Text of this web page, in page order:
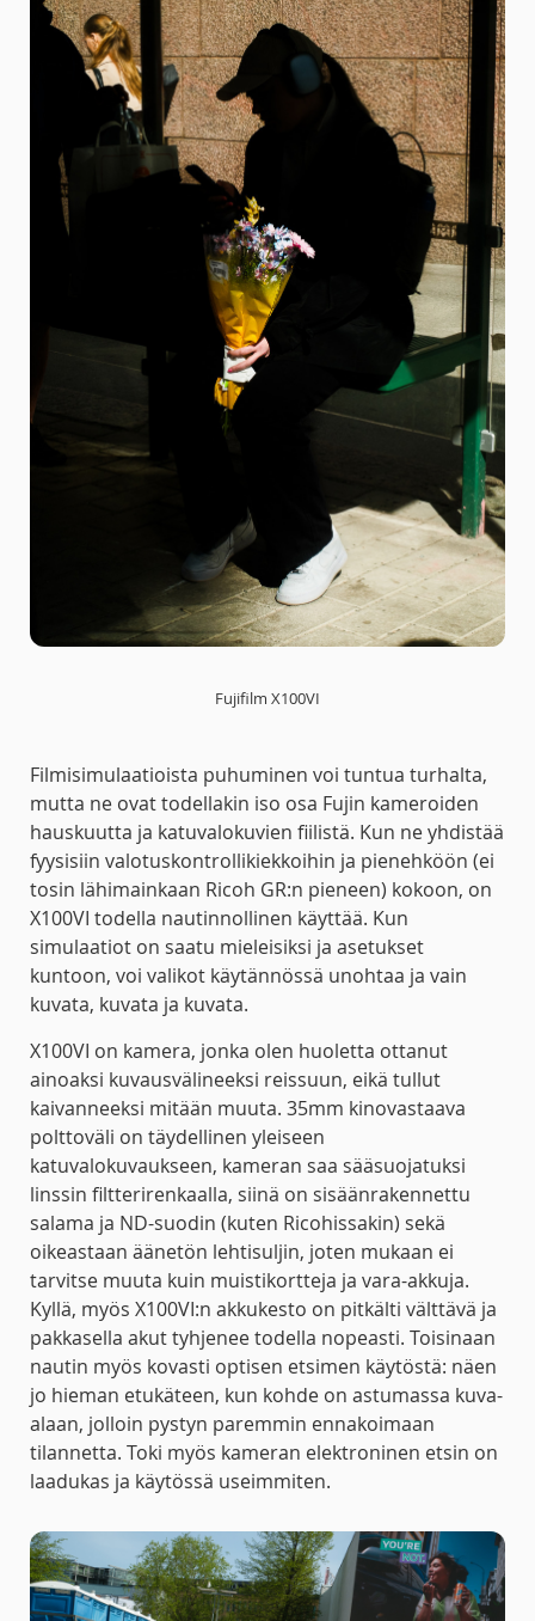
Fujifilm X100VI
Filmisimulaatioista puhuminen voi tuntua turhalta,
mutta ne ovat todellakin iso osa Fujin kameroiden
hauskuutta ja katuvalokuvien fiilistä. Kun ne yhdistää
fyysisiin valotuskontrollikiekkoihin ja pienehköön (ei
tosin lähimainkaan Ricoh GR:n pieneen) kokoon, on
X100VI todella nautinnollinen käyttää. Kun
simulaatiot on saatu mieleisiksi ja asetukset
kuntoon, voi valikot käytännössä unohtaa ja vain
kuvata, kuvata ja kuvata.
X100VI on kamera, jonka olen huoletta ottanut
ainoaksi kuvausvälineeksi reissuun, eikä tullut
kaivanneeksi mitään muuta. 35mm kinovastaava
polttoväli on täydellinen yleiseen
katuvalokuvaukseen, kameran saa sääsuojatuksi
linssin filtterirenkaalla, siinä on sisäänrakennettu
salama ja ND-suodin (kuten Ricohissakin) sekä
oikeastaan äänetön lehtisuljin, joten mukaan ei
tarvitse muuta kuin muistikortteja ja vara-akkuja.
Kyllä, myös X100VI:n akkukesto on pitkälti välttävä ja
pakkasella akut tyhjenee todella nopeasti. Toisinaan
nautin myös kovasti optisen etsimen käytöstä: näen
jo hieman etukäteen, kun kohde on astumassa kuva-
alaan, jolloin pystyn paremmin ennakoimaan
tilannetta. Toki myös kameran elektroninen etsin on
laadukas ja käytössä useimmiten.